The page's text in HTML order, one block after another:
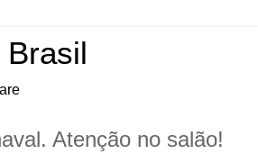
Brasil
Atenção no salão!